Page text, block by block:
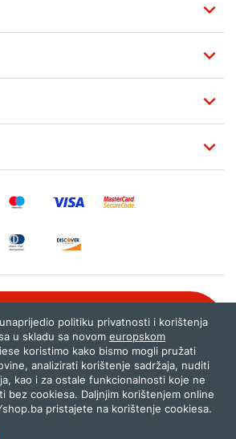
261
nastoji objavljivati samo provjerene i pravilne
otkrijete neistinite, odnosno neadekvatne informacije,
shop@pennyplus.com .
politiku privatnosti i korištenja
u skladu sa novom europskom
koristimo kako bismo mogli pružati
analizirati korištenje sadržaja, nuditi
kao i za ostale funkcionalnosti koje ne
bez cookiesa. Daljnjim korištenjem online
pristajete na korištenje cookiesa.